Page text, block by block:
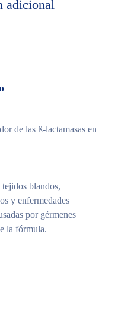
adicional
de las ß-lactamasas en
blandos,
y enfermedades
por gérmenes
la fórmula.